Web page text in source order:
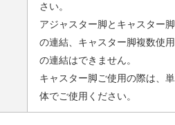
さい。
アジャスター脚とキャスター脚
の連結、キャスター脚複数使用
の連結はできません。
キャスター脚ご使用の際は、単
体でご使用ください。